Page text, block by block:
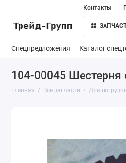
Контакты
Спецпредложения Каталог
104-00045 Шестерня
Главная Все запчасти Для